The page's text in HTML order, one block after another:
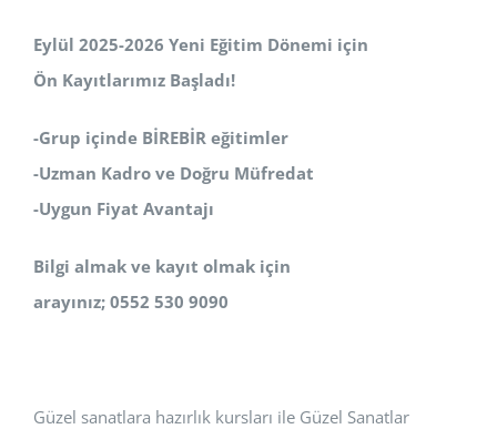
Eylül 2025-2026 Yeni Eğitim Dönemi için
Ön Kayıtlarımız Başladı!
-Grup içinde BİREBİR eğitimler
-Uzman Kadro ve Doğru Müfredat
-Uygun Fiyat Avantajı
Bilgi almak ve kayıt olmak için
arayınız; 0552 530 9090
Güzel sanatlara hazırlık kursları ile Güzel Sanatlar